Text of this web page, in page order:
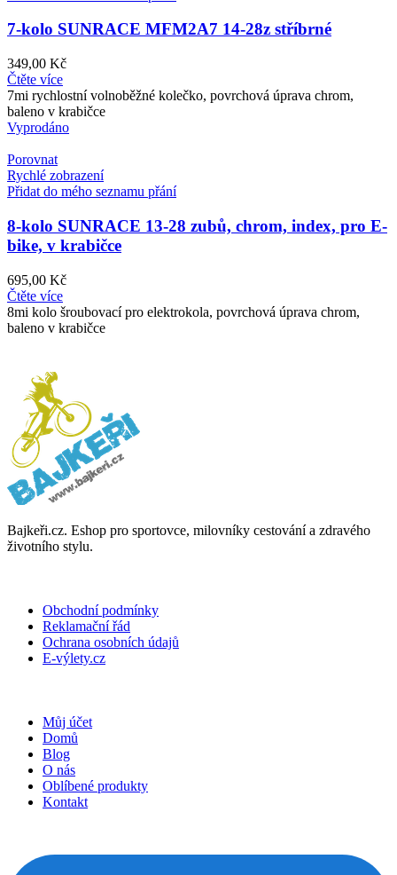
7-kolo SUNRACE MFM2A7 14-28z stříbrné
349,00 Kč
Čtěte více
7mi rychlostní volnoběžné kolečko, povrchová úprava chrom,
baleno v krabičce
Vyprodáno
Porovnat
Rychlé zobrazení
Přidat do mého seznamu přání
8-kolo SUNRACE 13-28 zubů, chrom, index, pro E-
bike, v krabičce
695,00 Kč
Čtěte více
8mi kolo šroubovací pro elektrokola, povrchová úprava chrom,
baleno v krabičce
Bajkeři.cz. Eshop pro sportovce, milovníky cestování a zdravého
životního stylu.
Obchodní podmínky
Reklamační řád
Ochrana osobních údajů
E-výlety.cz
Můj účet
Domů
Blog
O nás
Oblíbené produkty
Kontakt